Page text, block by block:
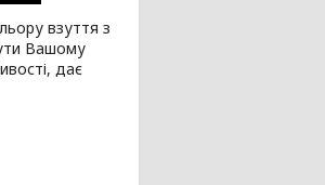
взуття з
Вашому
дає